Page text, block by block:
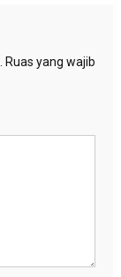
Ruas yang wajib